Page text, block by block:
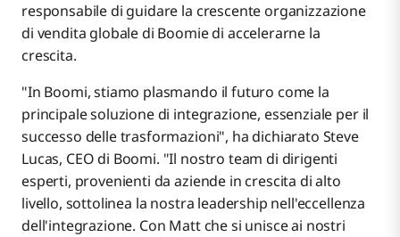
responsabile di guidare la crescente organizzazione
di vendita globale di Boomie di accelerarne la
crescita.
"In Boomi, stiamo plasmando il futuro come la
principale soluzione di integrazione, essenziale per il
successo delle trasformazioni", ha dichiarato Steve
Lucas, CEO di Boomi. "Il nostro team di dirigenti
esperti, provenienti da aziende in crescita di alto
livello, sottolinea la nostra leadership nell'eccellenza
dell'integrazione. Con Matt che si unisce ai nostri